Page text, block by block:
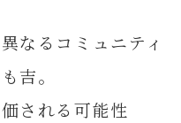
なるコミュニティ
吉。
される可能性